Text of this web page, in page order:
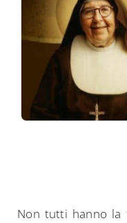
Non tutti hanno la